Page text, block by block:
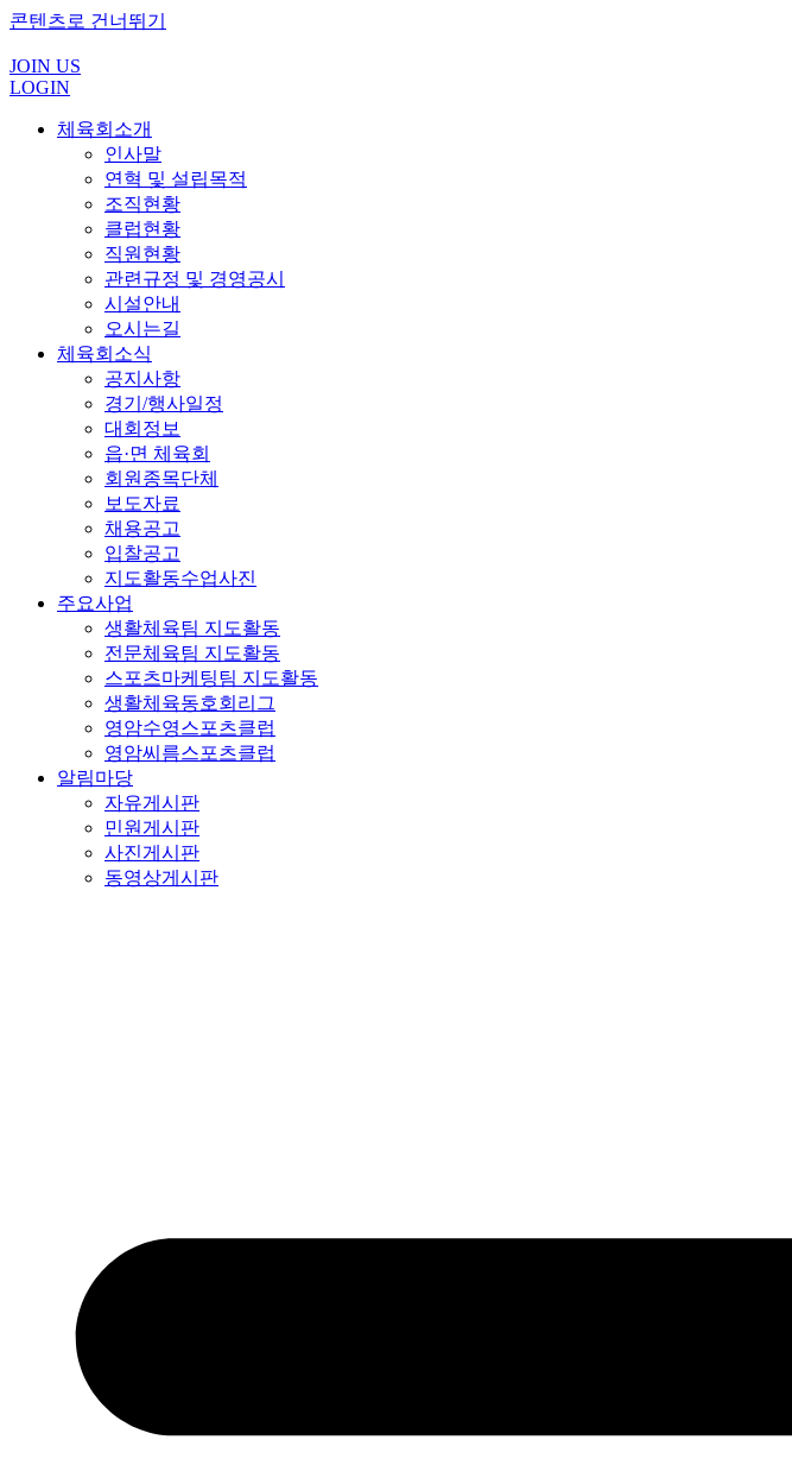
콘텐츠로 건너뛰기
JOIN US
LOGIN
체육회소개
인사말
연혁 및 설립목적
조직현황
클럽현황
직원현황
관련규정 및 경영공시
시설안내
오시는길
체육회소식
공지사항
경기/행사일정
대회정보
읍·면 체육회
회원종목단체
보도자료
채용공고
입찰공고
지도활동수업사진
주요사업
생활체육팀 지도활동
전문체육팀 지도활동
스포츠마케팅팀 지도활동
생활체육동호회리그
영암수영스포츠클럽
영암씨름스포츠클럽
알림마당
자유게시판
민원게시판
사진게시판
동영상게시판